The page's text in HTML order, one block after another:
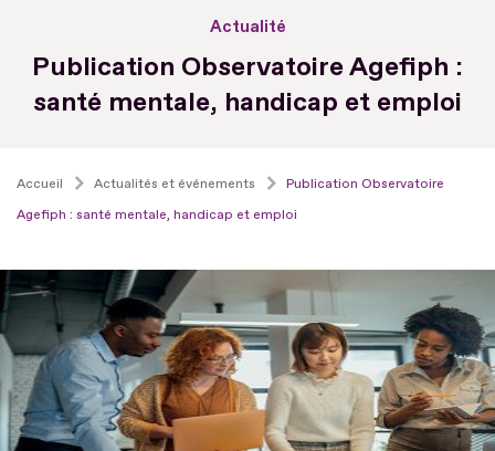
Actualité
Publication Observatoire Agefiph :
santé mentale, handicap et emploi
Accueil Actualités et événements
Publication Observatoire
Agefiph : santé mentale, handicap et emploi